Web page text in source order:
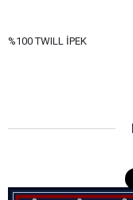
%100 TWILL İPEK